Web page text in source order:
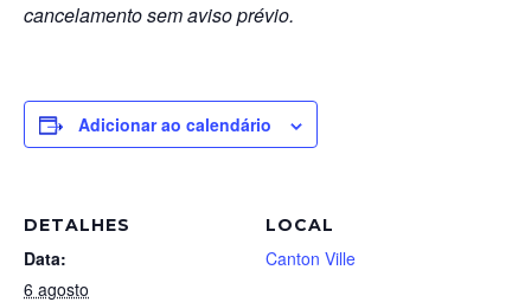
cancelamento sem aviso prévio.
Adicionar ao calendário
DETALHES
Data:
6 agosto
LOCAL
Canton Ville